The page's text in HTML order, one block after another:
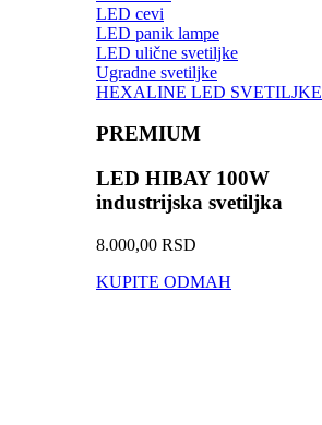
LED cevi
LED panik lampe
LED ulične svetiljke
Ugradne svetiljke
HEXALINE LED SVETILJKE
PREMIUM
LED HIBAY 100W
industrijska svetiljka
8.000,00 RSD
KUPITE ODMAH